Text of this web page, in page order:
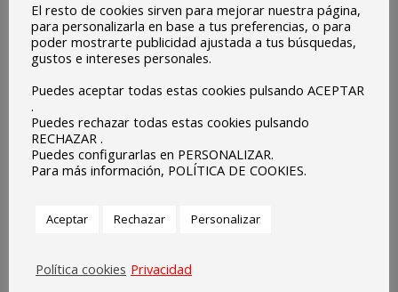
El resto de cookies sirven para mejorar nuestra página,
para personalizarla en base a tus preferencias, o para
poder mostrarte publicidad ajustada a tus búsquedas,
gustos e intereses personales.
Puedes aceptar todas estas cookies pulsando ACEPTAR
.
Puedes rechazar todas estas cookies pulsando
RECHAZAR .
Puedes configurarlas en PERSONALIZAR.
Para más información, POLÍTICA DE COOKIES.
Aceptar Rechazar Personalizar
Política cookies Privacidad